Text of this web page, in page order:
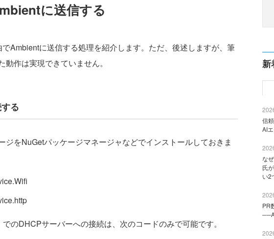
に送信する
Ambientに送信する処理を紹介します。ただ、後述しますが、筆
作は実現できていません。
る
をNuGetパッケージマネージャなどでインストールしておきま
のDHCPサーバーへの接続は、次のコードのみで可能です。
新
信
AI
な
氏
い2
PR